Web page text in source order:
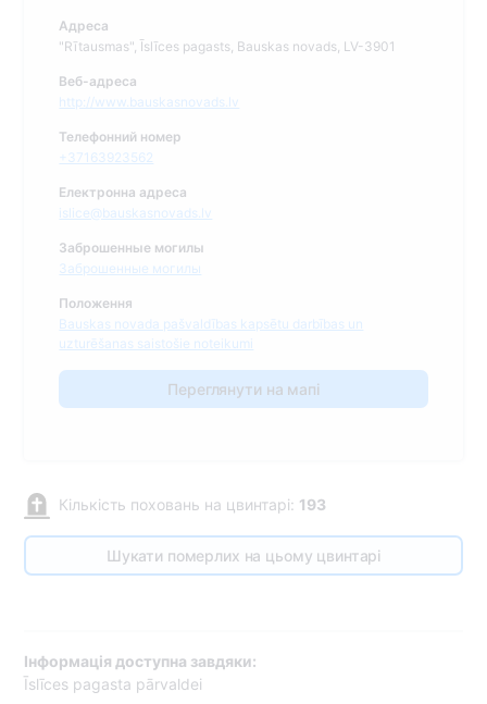
Адреса
"Rītausmas", Īslīces pagasts, Bauskas novads, LV-3901
Веб-адреса
http://www.bauskasnovads.lv
Телефонний номер
+37163923562
Електронна адреса
islice@bauskasnovads.lv
Заброшенные могилы
Заброшенные могилы
Положення
Bauskas novada pašvaldības kapsētu darbības un
uzturēšanas saistošie noteikumi
Переглянути на мапі
Кількість поховань на цвинтарі: 193
Шукати померлих на цьому цвинтарі
Інформація доступна завдяки:
Īslīces pagasta pārvaldei